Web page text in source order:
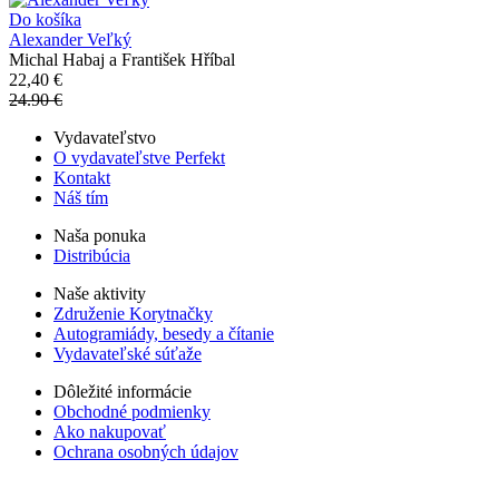
Do košíka
Alexander Veľký
Michal Habaj a František Hříbal
22,40 €
24.90 €
Vydavateľstvo
O vydavateľstve Perfekt
Kontakt
Náš tím
Naša ponuka
Distribúcia
Naše aktivity
Združenie Korytnačky
Autogramiády, besedy a čítanie
Vydavateľské súťaže
Dôležité informácie
Obchodné podmienky
Ako nakupovať
Ochrana osobných údajov